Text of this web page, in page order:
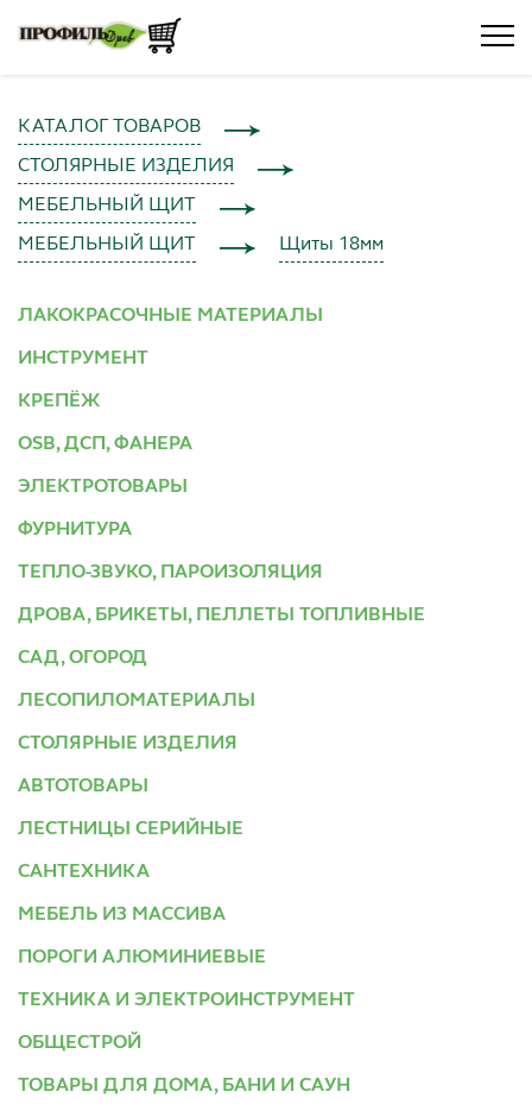
КАТАЛОГ ТОВАРОВ
СТОЛЯРНЫЕ ИЗДЕЛИЯ
МЕБЕЛЬНЫЙ ЩИТ
МЕБЕЛЬНЫЙ ЩИТ Щиты 18мм
ЛАКОКРАСОЧНЫЕ МАТЕРИАЛЫ
ИНСТРУМЕНТ
КРЕПЁЖ
OSB, ДСП, ФАНЕРА
ЭЛЕКТРОТОВАРЫ
ФУРНИТУРА
ТЕПЛО-ЗВУКО, ПАРОИЗОЛЯЦИЯ
ДРОВА, БРИКЕТЫ, ПЕЛЛЕТЫ ТОПЛИВНЫЕ
САД, ОГОРОД
ЛЕСОПИЛОМАТЕРИАЛЫ
СТОЛЯРНЫЕ ИЗДЕЛИЯ
АВТОТОВАРЫ
ЛЕСТНИЦЫ СЕРИЙНЫЕ
САНТЕХНИКА
МЕБЕЛЬ ИЗ МАССИВА
ПОРОГИ АЛЮМИНИЕВЫЕ
ТЕХНИКА И ЭЛЕКТРОИНСТРУМЕНТ
ОБЩЕСТРОЙ
ТОВАРЫ ДЛЯ ДОМА, БАНИ И САУН